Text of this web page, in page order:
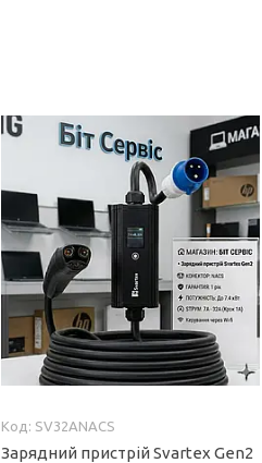
SV32ANACS
Зарядний пристрій Svartex Gen2